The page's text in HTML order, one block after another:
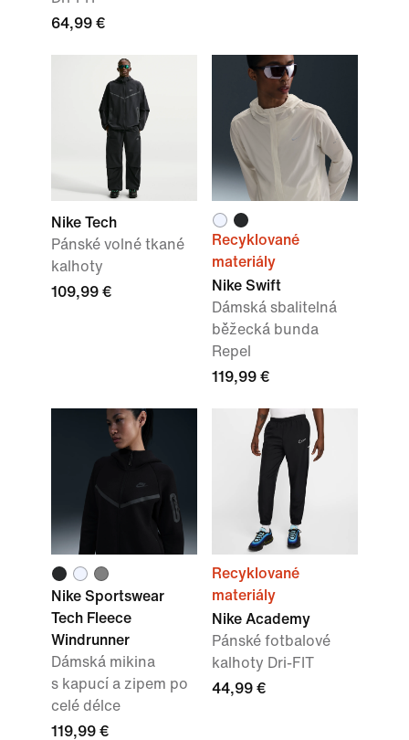
64,99 €
Nike Tech
Pánské volné tkané
kalhoty
109,99 €
Recyklované
materiály
Nike Swift
Dámská sbalitelná
běžecká bunda
Repel
119,99 €
Nike Sportswear
Tech Fleece
Windrunner
Dámská mikina
s kapucí a zipem po
celé délce
119,99 €
Recyklované
materiály
Nike Academy
Pánské fotbalové
kalhoty Dri-FIT
44,99 €